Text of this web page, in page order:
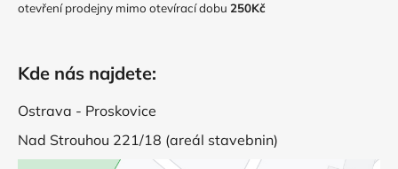
otevření prodejny mimo otevírací dobu 250Kč
Kde nás najdete:
Ostrava - Proskovice
Nad Strouhou 221/18 (areál stavebnin)